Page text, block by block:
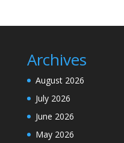
Archives
August 2026
July 2026
June 2026
May 2026